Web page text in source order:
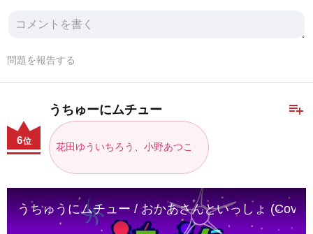
問題を報告する
playlist_add
うちゅーにムチュー
花田ゆういちろう、小野あつこ
6位
うちゅうにムチュー / おかあさんといっしょ